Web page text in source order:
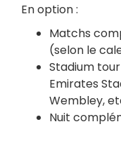
En option :
Matchs
(selon le
Stadium
Emirates
Wembley,
Nuit